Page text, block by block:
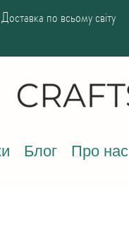
Доставка по всьому світу
Блог Про нас